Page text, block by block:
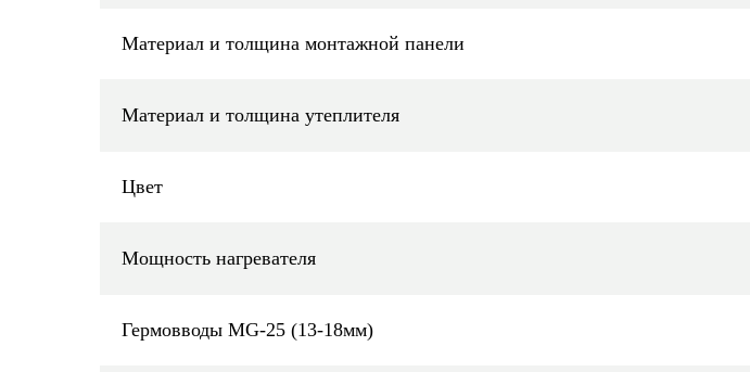
Материал и толщина монтажной панели
Материал и толщина утеплителя
Цвет
Мощность нагревателя
Гермовводы MG-25 (13-18мм)